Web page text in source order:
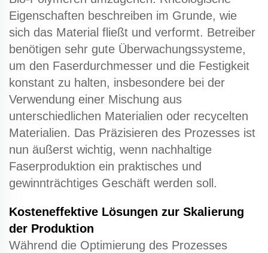
Eigenschaften beschreiben im Grunde, wie
sich das Material fließt und verformt. Betreiber
benötigen sehr gute Überwachungssysteme,
um den Faserdurchmesser und die Festigkeit
konstant zu halten, insbesondere bei der
Verwendung einer Mischung aus
unterschiedlichen Materialien oder recycelten
Materialien. Das Präzisieren des Prozesses ist
nun äußerst wichtig, wenn nachhaltige
Faserproduktion ein praktisches und
gewinnträchtiges Geschäft werden soll.
Kosteneffektive Lösungen zur Skalierung
der Produktion
Während die Optimierung des Prozesses